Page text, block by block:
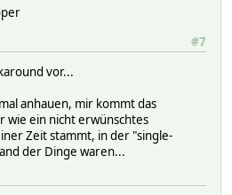
#7
vor...
anhauen, mir kommt das
ein nicht erwünschtes
Zeit stammt, in der "single-
der Dinge waren...